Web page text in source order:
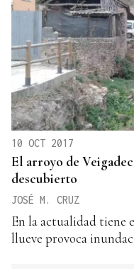
10 OCT 2017
El arroyo de
descubierto
JOSÉ M. CRUZ
En la actualidad tiene
llueve provoca